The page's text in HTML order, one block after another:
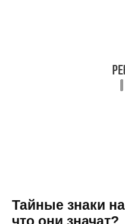
Тайные знаки
что они значат?